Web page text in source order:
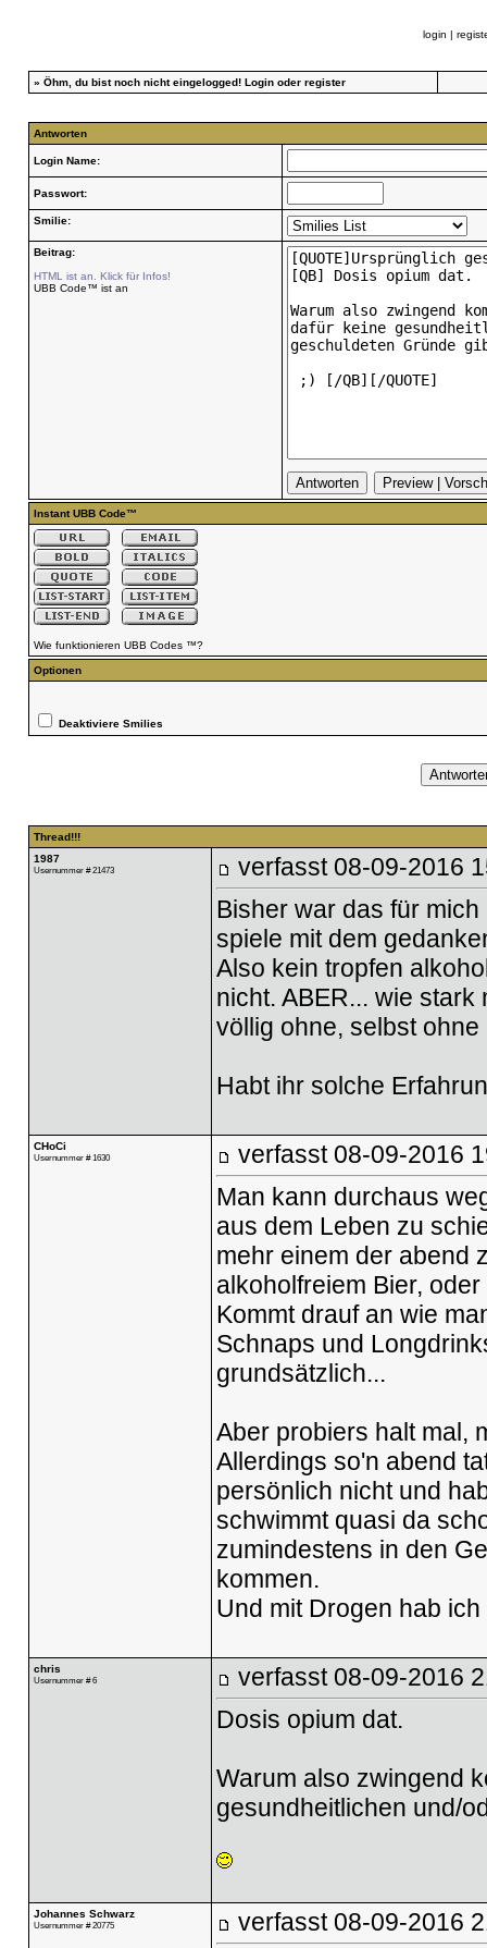
login |
» Öhm, du bist noch nicht eingelogged! Loginoder register
Antworten
Login Name:
Passwort:
Smilie:
Beitrag:
HTML ist an. Klick für Infos!
UBB Code™ ist an
Instant UBB Code™
Wie funktionieren UBB Codes ™?
Optionen
Deaktiviere Smilies
Thread!!!
1987
Usernummer # 21473 verfasst 08-09-2016
Bisher war das für
spiele mit dem
Also kein tropfen
nicht. ABER... wie
völlig ohne, selbst
Habt ihr solche
CHoCi
Usernummer # 1630 verfasst 08-09-2016
Man kann durchaus
aus dem Leben zu
mehr einem der abend
alkoholfreiem Bier,
Kommt drauf an wie
Schnaps und
grundsätzlich...
Aber probiers halt mal,
Allerdings so'n abend
persönlich nicht und
schwimmt quasi da
zumindestens in den
kommen.
Und mit Drogen hab
chris
Usernummer # 6 verfasst 08-09-2016
Dosis opium dat.
Warum also zwingend
gesundheitlichen und/
Johannes Schwarz
Usernummer # 20775 verfasst 08-09-2016